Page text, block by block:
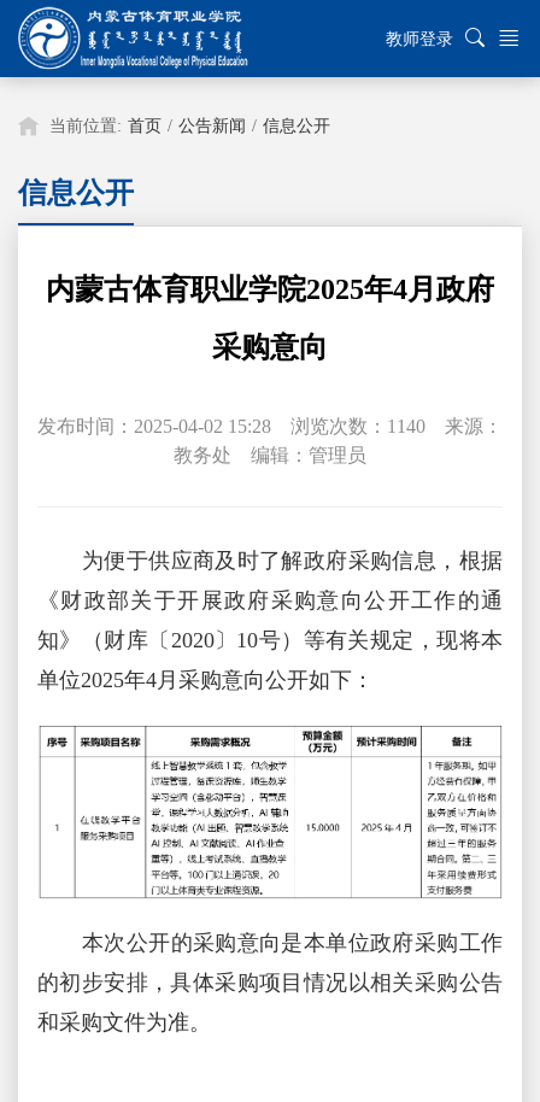
教师登录
当前位置: 首页 / 公告新闻 / 信息公开
信息公开
内蒙古体育职业学院2025年4月政府
采购意向
发布时间：2025-04-02 15:28 浏览次数： 1140 来源：
教务处 编辑：管理员
为便于供应商及时了解政府采购信息，根据
《财政部关于开展政府采购意向公开工作的通
知》（财库〔2020〕10号）等有关规定，现将本
单位2025年4月采购意向公开如下：
本次公开的采购意向是本单位政府采购工作
的初步安排，具体采购项目情况以相关采购公告
和采购文件为准。